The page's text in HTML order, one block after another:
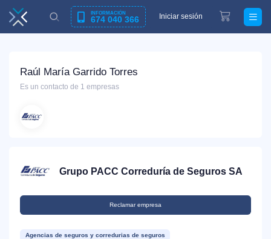
INFORMACIÓN
674 040 366 Iniciar sesión
Raúl María Garrido Torres
Es un contacto de 1 empresas
Grupo PACC Correduría de Seguros SA
Reclamar empresa
Agencias de seguros y corredurias de seguros